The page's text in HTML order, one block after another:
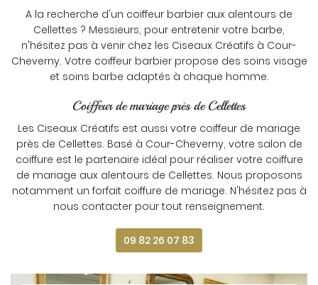
A la recherche d'un coiffeur barbier aux alentours de
Cellettes ? Messieurs, pour entretenir votre barbe,
n'hésitez pas à venir chez les Ciseaux Créatifs à Cour-
Cheverny. Votre coiffeur barbier propose des soins visage
et soins barbe adaptés à chaque homme.
Coiffeur de mariage près de Cellettes
Les Ciseaux Créatifs est aussi votre coiffeur de mariage
près de Cellettes. Basé à Cour-Cheverny, votre salon de
coiffure est le partenaire idéal pour réaliser votre coiffure
de mariage aux alentours de Cellettes. Nous proposons
notamment un forfait coiffure de mariage. N'hésitez pas à
nous contacter pour tout renseignement.
09 82 26 07 83